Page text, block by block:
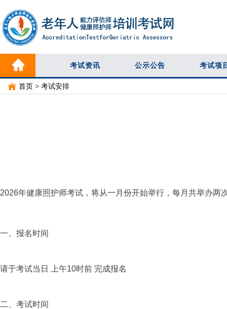
考试资讯 公示公告 考试项
首页 > 考试安排
2026年健康照护师考试，将从一月份开始举行，每月共举办
一、报名时间
请于考试当日 上午10时前 完成报名
二、考试时间